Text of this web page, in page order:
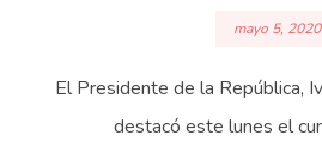
mayo 5, 2020
El Presidente de la República,
destacó este lunes el